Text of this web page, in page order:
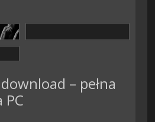
– pełna